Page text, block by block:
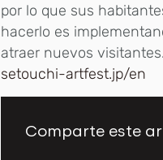
por lo que sus
hacerlo es
atraer nuevos visitantes.
setouchi-artfest.jp/en
Comparte este